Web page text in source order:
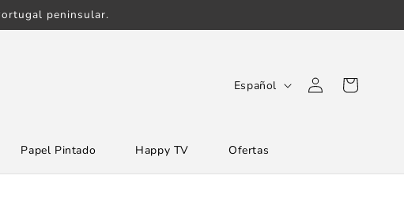
peninsular.
Papel Pintado Happy TV Ofertas
o
m
Español
Iniciar
sesión
Carrito